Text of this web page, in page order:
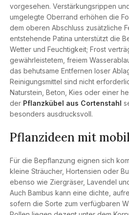
vorgesehen. Verstärkungsrippen
umgelegte Oberrand erhöhen die
dem oberen Abschluss zusätzliche
entstehende Patina unterstützt die
Wetter und Feuchtigkeit; Frost
gewährleistetem, freiem
das behutsame Entfernen loser
Reinigungsmittel sind nicht
Naturstein, Beton, Kies oder einer
der Pflanzkübel aus Cortenstahl
besonders ausdrucksvoll.
Pflanzideen mit
Für die Bepflanzung eignen sich
kleine Sträucher, Hortensien oder
ebenso wie Ziergräser, Lavendel
Auch Bambus kann eine dichte,
sofern die Sorte zum verfügbaren